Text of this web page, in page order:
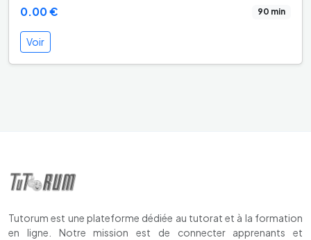
0.00 € 90 min
Voir
Tutorum est une plateforme dédiée au tutorat et à la formation
en ligne. Notre mission est de connecter apprenants et